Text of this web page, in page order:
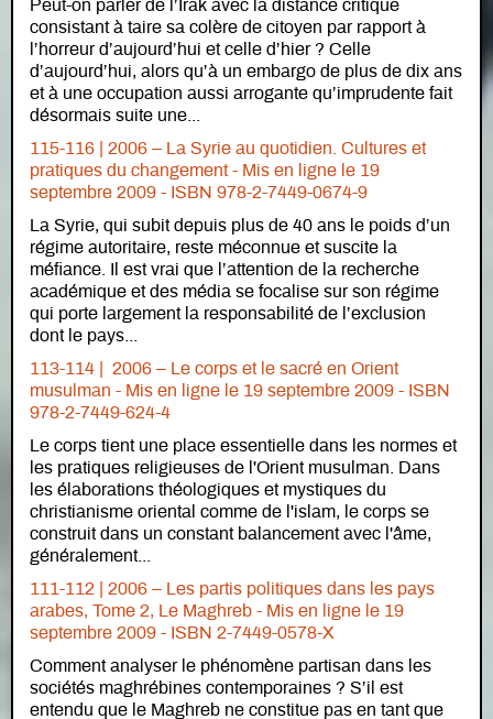
Peut-on parler de l’Irak avec la distance critique
consistant à taire sa colère de citoyen par rapport à
l’horreur d’aujourd’hui et celle d’hier ? Celle
d’aujourd’hui, alors qu’à un embargo de plus de dix ans
et à une occupation aussi arrogante qu’imprudente fait
désormais suite une...
115-116 | 2006 – La Syrie au quotidien. Cultures et
pratiques du changement - Mis en ligne le 19
septembre 2009 - ISBN 978-2-7449-0674-9
La Syrie, qui subit depuis plus de 40 ans le poids d’un
régime autoritaire, reste méconnue et suscite la
méfiance. Il est vrai que l’attention de la recherche
académique et des média se focalise sur son régime
qui porte largement la responsabilité de l’exclusion
dont le pays...
113-114 | 2006 – Le corps et le sacré en Orient
musulman - Mis en ligne le 19 septembre 2009 - ISBN
978-2-7449-624-4
Le corps tient une place essentielle dans les normes et
les pratiques religieuses de l'Orient musulman. Dans
les élaborations théologiques et mystiques du
christianisme oriental comme de l'islam, le corps se
construit dans un constant balancement avec l'âme,
généralement...
111-112 | 2006 – Les partis politiques dans les pays
arabes, Tome 2, Le Maghreb - Mis en ligne le 19
septembre 2009 - ISBN 2-7449-0578-X
Comment analyser le phénomène partisan dans les
sociétés maghrébines contemporaines ? S’il est
entendu que le Maghreb ne constitue pas en tant que